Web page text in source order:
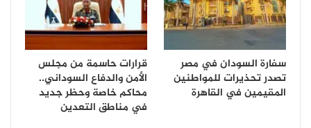
سفارة السودان في مصر
تصدر تحذيرات للمواطنين
المقيمين في القاهرة
قرارات حاسمة من مجلس
الأمن والدفاع السوداني..
محاكم خاصة وحظر جديد
في مناطق التعدين